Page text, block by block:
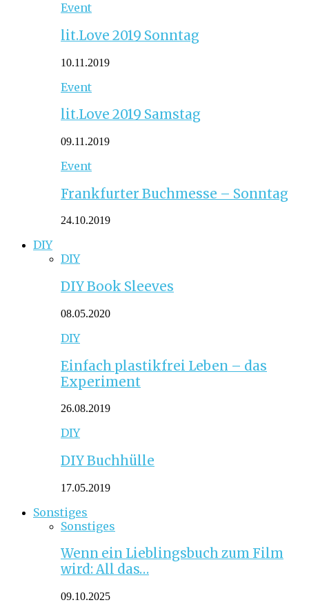
Event
lit.Love 2019 Sonntag
10.11.2019
Event
lit.Love 2019 Samstag
09.11.2019
Event
Frankfurter Buchmesse – Sonntag
24.10.2019
DIY
DIY
DIY Book Sleeves
08.05.2020
DIY
Einfach plastikfrei Leben – das
Experiment
26.08.2019
DIY
DIY Buchhülle
17.05.2019
Sonstiges
Sonstiges
Wenn ein Lieblingsbuch zum Film
wird: All das…
09.10.2025